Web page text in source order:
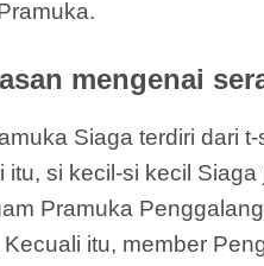
mengenai
Siaga terdiri dari
itu, si kecil-si kecil
Pramuka
itu, member